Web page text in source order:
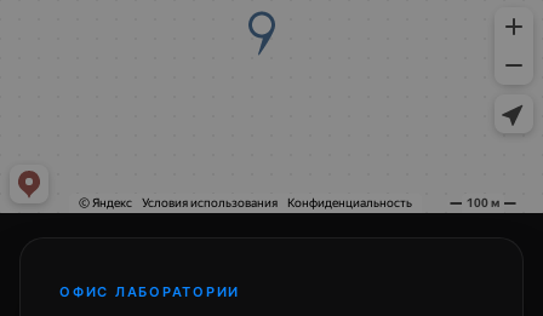
ОФИС ЛАБОРАТОРИИ